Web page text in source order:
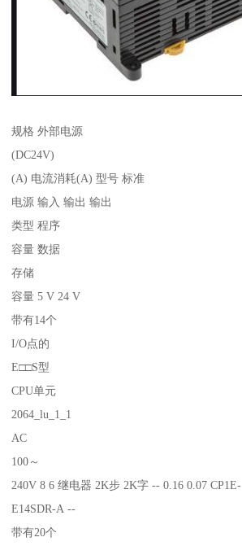
规格 外部电源
(DC24V)
(A) 电流消耗(A) 型号 标准
电源 输入 输出 输出
类型 程序
容量 数据
存储
容量 5 V 24 V
带有14个
I/O点的
E□□S型
CPU单元
2064_lu_1_1
AC
100～
240V 8 6 继电器 2K步 2K字 -- 0.16 0.07 CP1E-
E14SDR-A --
带有20个